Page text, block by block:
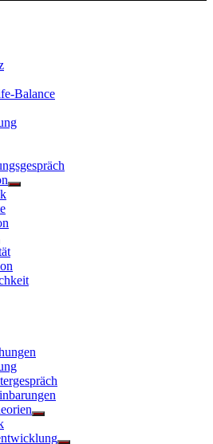
Balance
Untermenü
Untermenü